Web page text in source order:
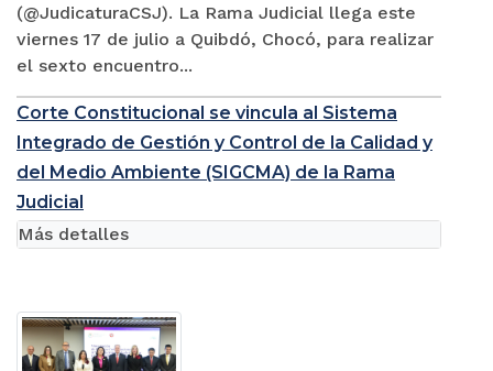
(@JudicaturaCSJ). La Rama Judicial llega este
viernes 17 de julio a Quibdó, Chocó, para realizar
el sexto encuentro...
Corte Constitucional se vincula al Sistema
Integrado de Gestión y Control de la Calidad y
del Medio Ambiente (SIGCMA) de la Rama
Judicial
Más detalles